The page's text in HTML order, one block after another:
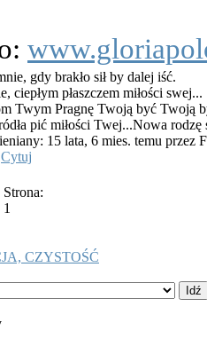
gdy brakło sił by dalej iść.
ciepłym płaszczem miłości swej...
Twym Pragnę Twoją być Twoją
pić miłości Twej...Nowa rodzę
15 lata, 6 mies. temu przez
Cytuj
Strona:
1
CZYSTOŚĆ